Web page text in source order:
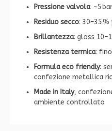
Pressione valvola: ~5
Residuo secco: 30–35
Brillantezza: gloss
Resistenza termica: fino
Formula eco friendly:
confezione metallica
Made in Italy,
ambiente controllato